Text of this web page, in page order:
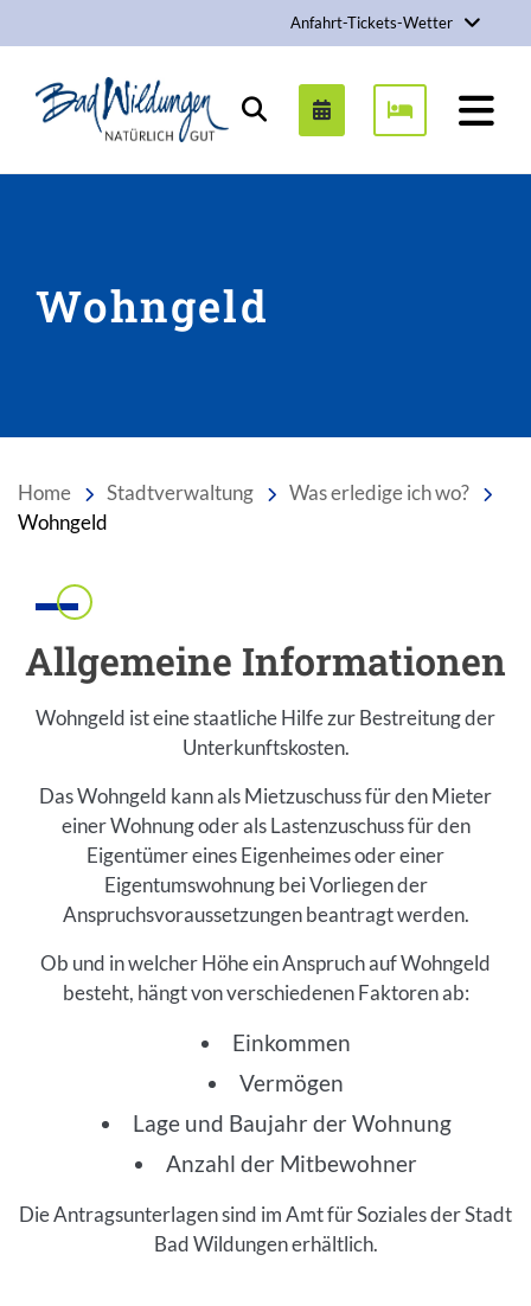
Anfahrt-Tickets-Wetter
Stadt Bad Wildungen
Suchen
Wohngeld
Home Stadtverwaltung
Was erledige ich wo?
Wohngeld
Allgemeine Informationen
Wohngeld ist eine staatliche Hilfe zur Bestreitung der
Unterkunftskosten.
Das Wohngeld kann als Mietzuschuss für den Mieter
einer Wohnung oder als Lastenzuschuss für den
Eigentümer eines Eigenheimes oder einer
Eigentumswohnung bei Vorliegen der
Anspruchsvoraussetzungen beantragt werden.
Ob und in welcher Höhe ein Anspruch auf Wohngeld
besteht, hängt von verschiedenen Faktoren ab:
Einkommen
Vermögen
Lage und Baujahr der Wohnung
Anzahl der Mitbewohner
Die Antragsunterlagen sind im Amt für Soziales der Stadt
Bad Wildungen erhältlich.